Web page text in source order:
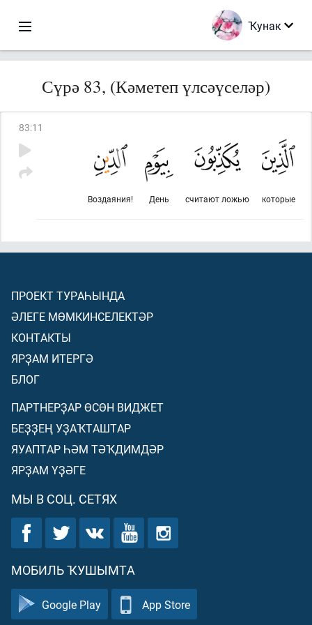
Ҡунак
Сүрә 83, (Кәметеп үлсәүселәр)
83:11
которые
считают ложью
День
Воздаяния!
ПРОЕКТ ТУРАҺЫНДА
ӘЛЕГЕ МӨМКИНСЕЛЕКТӘР
КОНТАКТЫ
ЯРҘАМ ИТЕРГӘ
БЛОГ
ПАРТНЕРҘАР ӨСӨН ВИДЖЕТ
БЕҘҘЕҢ УҘАҠТАШТАР
ЯУАПТАР ҺӘМ ТӘҠДИМДӘР
ЯРҘАМ ҮҘӘГЕ
МЫ В СОЦ. СЕТЯХ
МОБИЛЬ ҠУШЫМТА
Google Play App Store